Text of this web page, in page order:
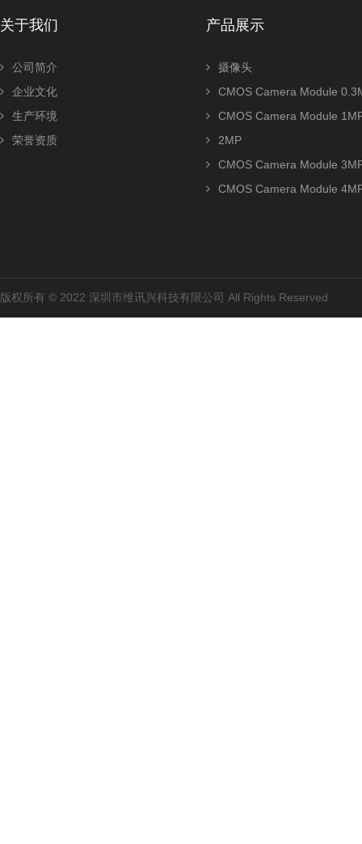
关于我们
公司简介
企业文化
生产环境
荣誉资质
产品展示
摄像头
CMOS Camera Module
CMOS Camera Module
2MP
CMOS Camera Module
CMOS Camera Module
版权所有 © 2022 深圳市维讯兴科技有限公司 All Rights Reserved